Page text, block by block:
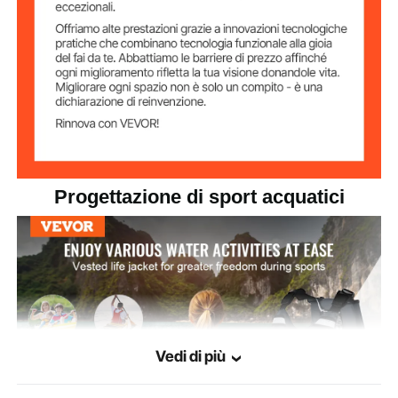
Progettazione di sport acquatici
Vedi di più